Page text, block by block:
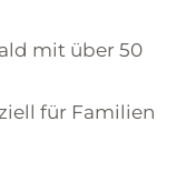
mit über 50
für Familien